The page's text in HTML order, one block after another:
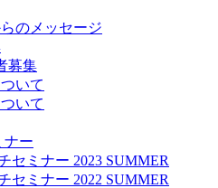
のメッセージ
募集
いて
いて
ナー
セミナー 2023 SUMMER
セミナー 2022 SUMMER